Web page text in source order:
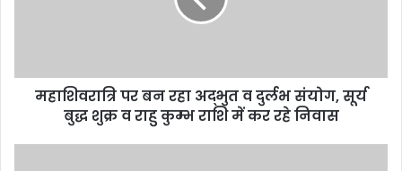
महाशिवरात्रि पर बन रहा अद्भुत व दुर्लभ संयोग, सूर्य
बुद्ध शुक्र व राहु कुम्भ राशि में कर रहे निवास